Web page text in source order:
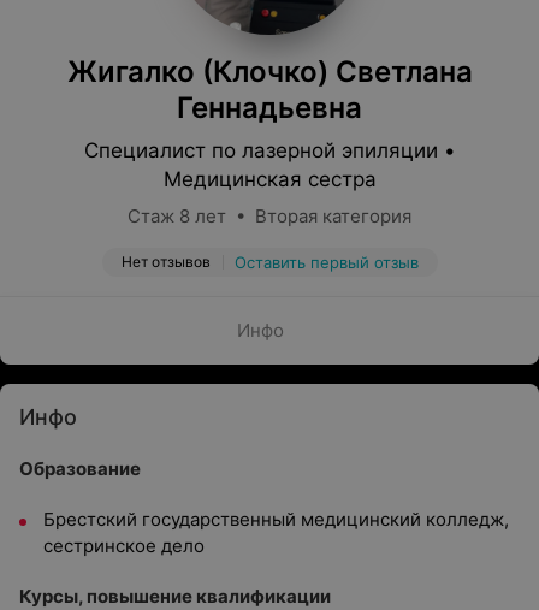
Жигалко (Клочко) Светлана
Геннадьевна
Специалист по лазерной эпиляции •
Медицинская сестра
Стаж 8 лет • Вторая категория
Нет отзывов Оставить первый отзыв
Инфо
Инфо
Образование
Брестский государственный медицинский колледж,
сестринское дело
Курсы, повышение квалификации